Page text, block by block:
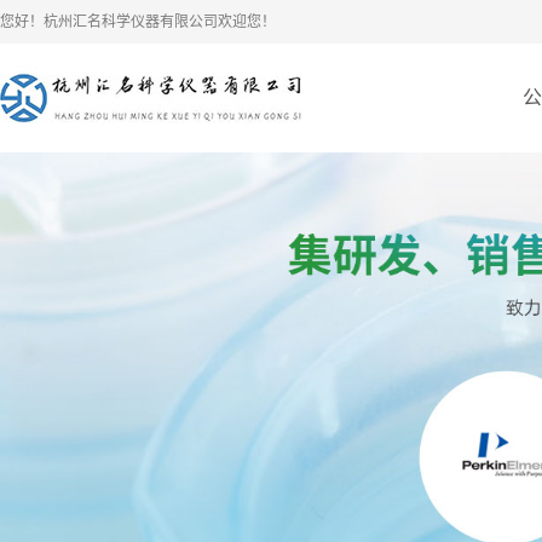
您好！杭州汇名科学仪器有限公司欢迎您！